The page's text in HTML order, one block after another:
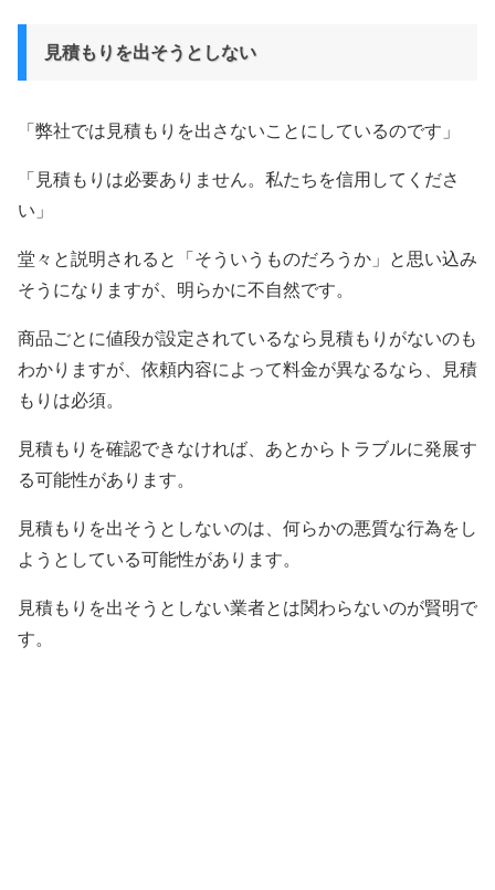
見積もりを出そうとしない
「弊社では見積もりを出さないことにしているのです」
「見積もりは必要ありません。私たちを信用してくださ
い」
堂々と説明されると「そういうものだろうか」と思い込み
そうになりますが、明らかに不自然です。
商品ごとに値段が設定されているなら見積もりがないのも
わかりますが、依頼内容によって料金が異なるなら、見積
もりは必須。
見積もりを確認できなければ、あとからトラブルに発展す
る可能性があります。
見積もりを出そうとしないのは、何らかの悪質な行為をし
ようとしている可能性があります。
見積もりを出そうとしない業者とは関わらないのが賢明で
す。